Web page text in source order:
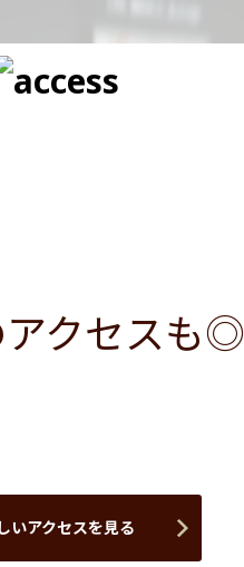
アクセスも◎
いアクセスを見る